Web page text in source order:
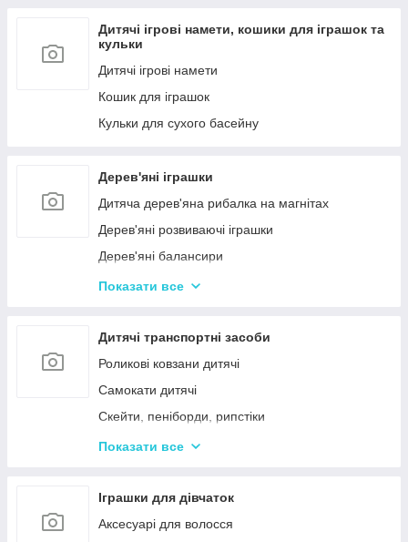
Дитячі ігрові намети, кошики для іграшок та
кульки
Дитячі ігрові намети
Кошик для іграшок
Кульки для сухого басейну
Дерев'яні іграшки
Дитяча дерев'яна рибалка на магнітах
Дерев'яні розвиваючі іграшки
Дерев'яні балансири
Дерев'яні пазли для дорослих
Дерев'яні іграшки-лабіринти
Дерев'яні іграшкові кубики, пірамідки
Дерев'яні іграшки-шнурівки
Дерев'яні дитячі конструктори
Різні дерев'яні іграшки
Показати все
Дитячі транспортні засоби
Роликові ковзани дитячі
Самокати дитячі
Скейти, пеніборди, рипстіки
Каталки та толокари
Показати все
Іграшки для дівчаток
Аксесуарі для волосся